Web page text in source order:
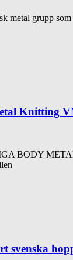
metal grupp
Knitting
BODY
svenska